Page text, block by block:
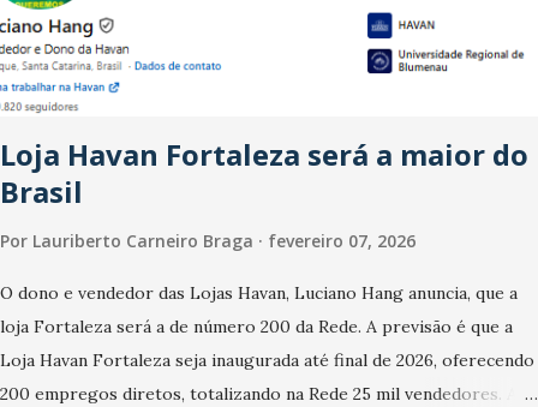
40% registraram equilíbrio financeiro. Já o percentual de
estabelecimentos no prejuízo ficou em 19%, pouco abaixo do
observado no mês anterior. Outros 1% não existiam em novembro.
com a pesquisa, 44% dos n...
Loja Havan Fortaleza será a maior do
Brasil
Por Lauriberto Carneiro Braga fevereiro 07, 2026
O dono e vendedor das Lojas Havan, Luciano Hang anuncia, que a
loja Fortaleza será a de número 200 da Rede. A previsão é que a
Loja Havan Fortaleza seja inaugurada até final de 2026, oferecendo
200 empregos diretos, totalizando na Rede 25 mil vendedores. A